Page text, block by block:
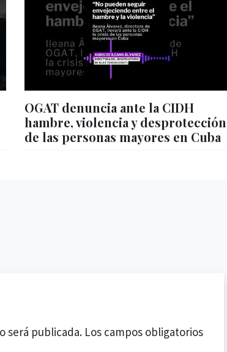
OGAT denuncia ante la CIDH
hambre, violencia y desprotección
de las personas mayores en Cuba
será publicada. Los campos obligatorios